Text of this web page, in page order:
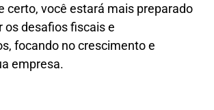
certo, você estará mais preparado
os desafios fiscais e
focando no crescimento e
empresa.